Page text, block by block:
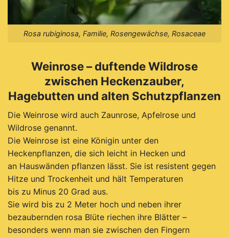
Rosa rubiginosa, Familie, Rosengewächse, Rosaceae
Weinrose – duftende Wildrose
zwischen Heckenzauber,
Hagebutten und alten Schutzpflanzen
Die Weinrose wird auch Zaunrose, Apfelrose und
Wildrose genannt.
Die Weinrose ist eine Königin unter den
Heckenpflanzen, die sich leicht in Hecken und
an Hauswänden pflanzen lässt. Sie ist resistent gegen
Hitze und Trockenheit und hält Temperaturen
bis zu Minus 20 Grad aus.
Sie wird bis zu 2 Meter hoch und neben ihrer
bezaubernden rosa Blüte riechen ihre Blätter –
besonders wenn man sie zwischen den Fingern